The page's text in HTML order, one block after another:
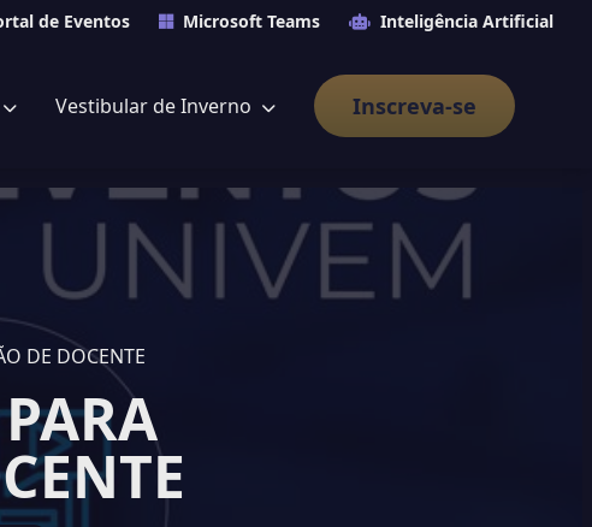
de Eventos Microsoft Teams Inteligência Artificial
Vestibular de Inverno Inscreva-se
DE DOCENTE